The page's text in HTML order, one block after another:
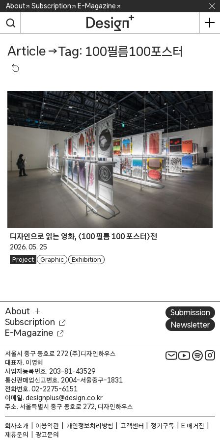
Skip
content
About Subscription E-Magazine
Article →Tag: 100필름100포스터
디자인으로 읽는 영화, 〈100 필름 100 포스터〉전
2026. 05. 25
Project Graphic Exhibition
About
Subscription
E-Magazine
Submission
Newsletter
서울시 중구 동호로 272 (주)디자인하우스
대표자. 이영혜
사업자등록번호. 203-81-43529
통신판매업신고번호. 2004-서울중구-1831
전화번호. 02-2275-6151
이메일. designplus@design.co.kr
주소. 서울특별시 중구 동호로 272, 디자인하우스
회사소개 이용약관 개인정보처리방침 고객센터 정기구독
E 매거진
제휴문의
광고문의